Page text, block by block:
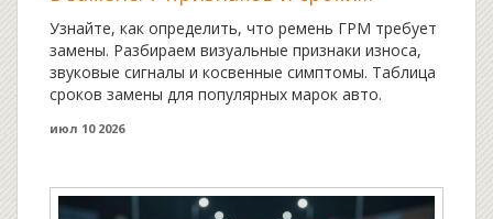
обслуживания
Узнайте, как определить, что ремень ГРМ требует
замены. Разбираем визуальные признаки износа,
звуковые сигналы и косвенные симптомы. Таблица
сроков замены для популярных марок авто.
июл 10 2026